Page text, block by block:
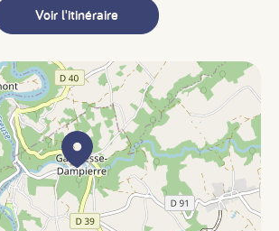
Voir l'itinéraire